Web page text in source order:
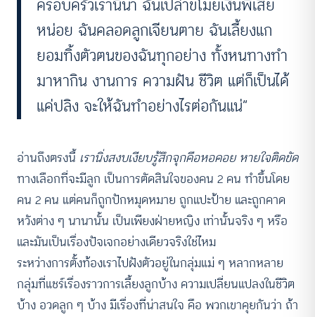
ครอบครัวเรานี่นา ฉันเปล่าขโมยเงินพี่เสีย
หน่อย ฉันคลอดลูกเจียนตาย ฉันเลี้ยงแก
ยอมทิ้งตัวตนของฉันทุกอย่าง ทั้งหนทางทำ
มาหากิน งานการ ความฝัน ชีวิต แต่ก็เป็นได้
แค่ปลิง จะให้ฉันทำอย่างไรต่อกันแน่”
อ่านถึงตรงนี้ เรานิ่งสงบเงียบรู้สึกจุกคือหอคอย หายใจติดขัด
ทางเลือกที่จะมีลูก เป็นการตัดสินใจของคน 2 คน ทำขึ้นโดย
คน 2 คน แต่คนก็ถูกปักหมุดหมาย ถูกแปะป้าย และถูกคาด
หวังต่าง ๆ นานานั้น เป็นเพียงฝ่ายหญิง เท่านั้นจริง ๆ หรือ
และมันเป็นเรื่องปัจเจกอย่างเดียวจริงใช่ไหม
ระหว่างการตั้งท้องเราไปฝังตัวอยู่ในกลุ่มแม่ ๆ หลากหลาย
กลุ่มที่แชร์เรื่องราวการเลี้ยงลูกบ้าง ความเปลี่ยนแปลงในชีวิต
บ้าง อวดลูก ๆ บ้าง มีเรื่องที่น่าสนใจ คือ พวกเขาคุยกันว่า ถ้า